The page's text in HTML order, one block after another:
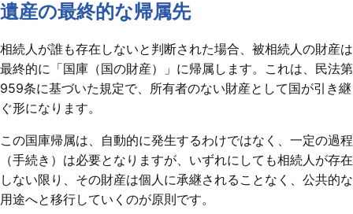
遺産の最終的な帰属先
相続人が誰も存在しないと判断された場合、被相続人の財産は
最終的に「国庫（国の財産）」に帰属します。これは、民法第
959条に基づいた規定で、所有者のない財産として国が引き継
ぐ形になります。
この国庫帰属は、自動的に発生するわけではなく、一定の過程
（手続き）は必要となりますが、いずれにしても相続人が存在
しない限り、その財産は個人に承継されることなく、公共的な
用途へと移行していくのが原則です。